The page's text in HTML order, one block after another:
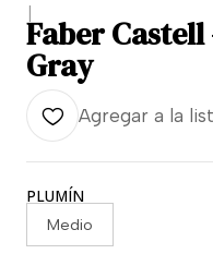
|
Faber
Gray
Agregar a la
PLUMÍN
Medio